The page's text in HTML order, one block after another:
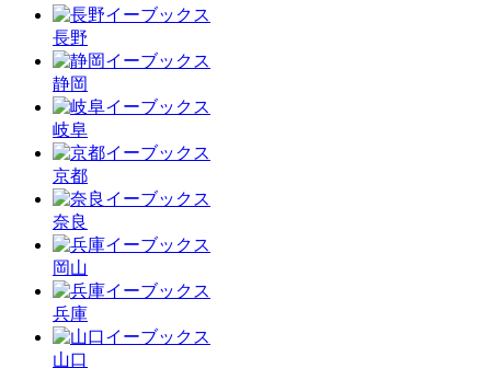
長野
静岡
岐阜
京都
奈良
岡山
兵庫
山口